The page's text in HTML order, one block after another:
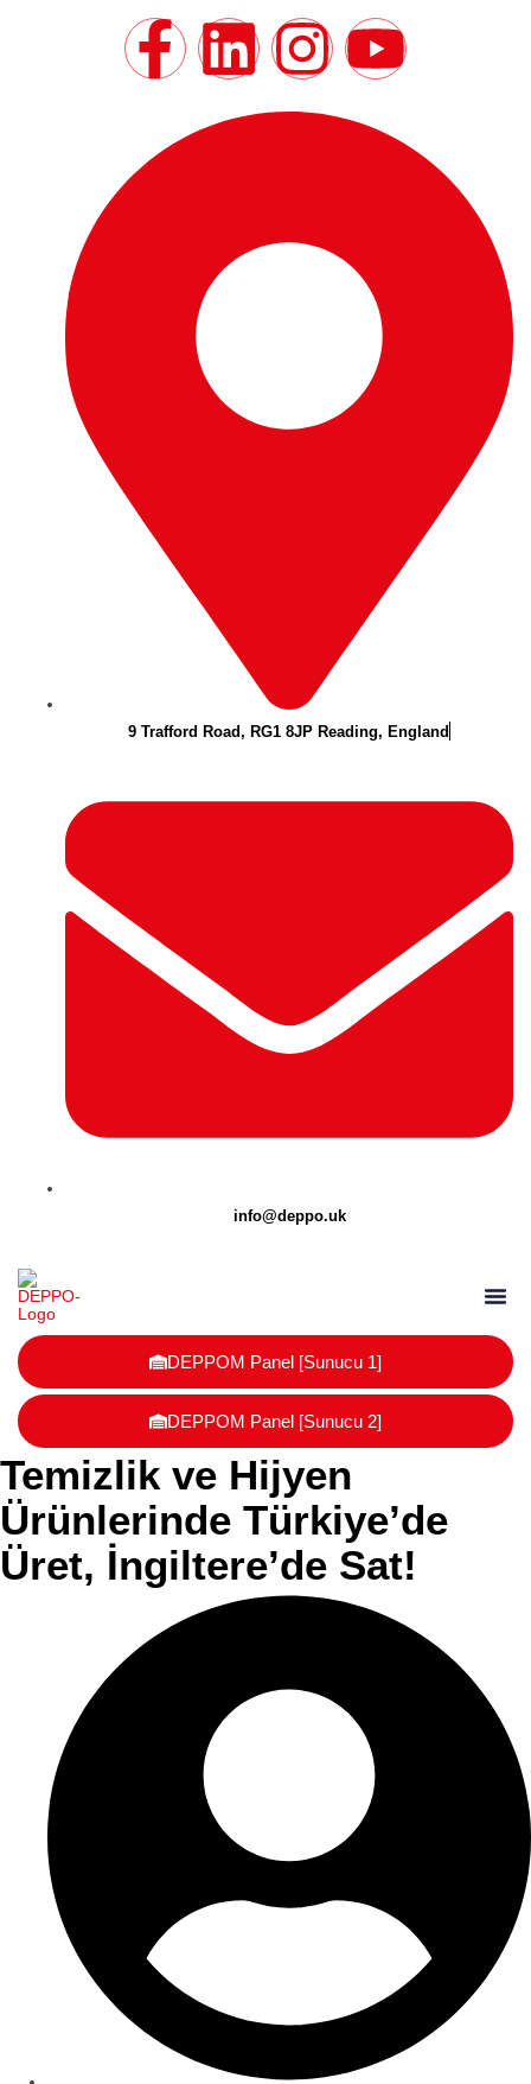
9 Trafford Road, RG1 8JP Reading, England
info@deppo.uk
DEPPOM Panel [Sunucu 1]
DEPPOM Panel [Sunucu 2]
Temizlik ve Hijyen
Ürünlerinde Türkiye’de
Üret, İngiltere’de Sat!